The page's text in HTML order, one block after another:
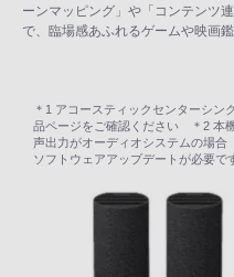
ーンマッピング」や「コンテンツ
で、臨場感あふれるゲームや映画鑑
＊1 アコースティックセンターシン
品ページをご確認ください ＊2 本
声出力がオーディオシステムの場
ソフトウェアアップデートが必要で